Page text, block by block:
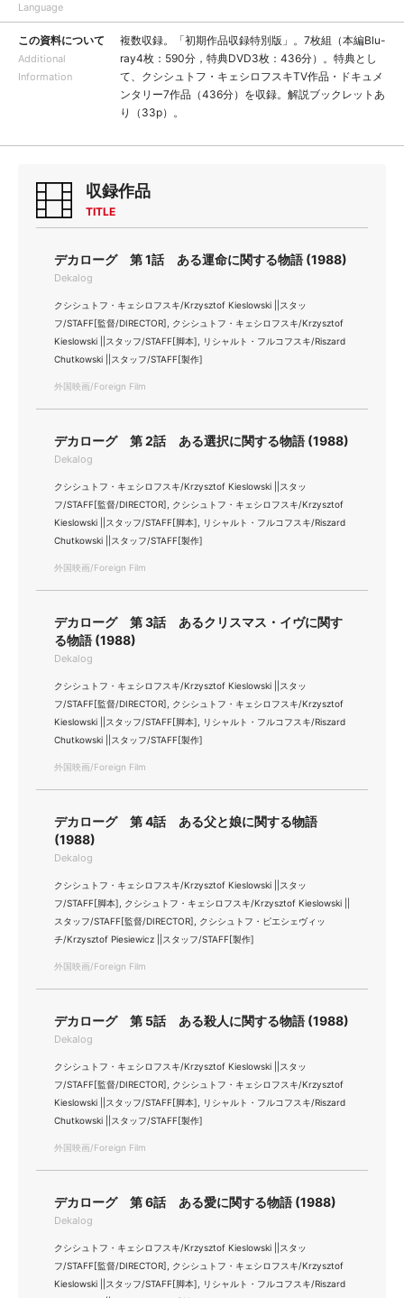
Language
この資料について
Additional
Information
複数収録。「初期作品収録特別版」。7枚組（本編Blu-
ray4枚：590分，特典DVD3枚：436分）。特典とし
て、クシシュトフ・キェシロフスキTV作品・ドキュメ
ンタリー7作品（436分）を収録。解説ブックレットあ
り（33p）。
収録作品
TITLE
デカローグ 第 1話 ある運命に関する物語 (1988)
Dekalog
クシシュトフ・キェシロフスキ/Krzysztof Kieslowski ||スタッ
フ/STAFF[監督/DIRECTOR], クシシュトフ・キェシロフスキ/Krzysztof
Kieslowski ||スタッフ/STAFF[脚本], リシャルト・フルコフスキ/Riszard
Chutkowski ||スタッフ/STAFF[製作]
外国映画/Foreign Film
デカローグ 第 2話 ある選択に関する物語 (1988)
Dekalog
クシシュトフ・キェシロフスキ/Krzysztof Kieslowski ||スタッ
フ/STAFF[監督/DIRECTOR], クシシュトフ・キェシロフスキ/Krzysztof
Kieslowski ||スタッフ/STAFF[脚本], リシャルト・フルコフスキ/Riszard
Chutkowski ||スタッフ/STAFF[製作]
外国映画/Foreign Film
デカローグ 第 3話 あるクリスマス・イヴに関す
る物語 (1988)
Dekalog
クシシュトフ・キェシロフスキ/Krzysztof Kieslowski ||スタッ
フ/STAFF[監督/DIRECTOR], クシシュトフ・キェシロフスキ/Krzysztof
Kieslowski ||スタッフ/STAFF[脚本], リシャルト・フルコフスキ/Riszard
Chutkowski ||スタッフ/STAFF[製作]
外国映画/Foreign Film
デカローグ 第 4話 ある父と娘に関する物語
(1988)
Dekalog
クシシュトフ・キェシロフスキ/Krzysztof Kieslowski ||スタッ
フ/STAFF[脚本], クシシュトフ・キェシロフスキ/Krzysztof Kieslowski ||
スタッフ/STAFF[監督/DIRECTOR], クシシュトフ・ピエシェヴィッ
チ/Krzysztof Piesiewicz ||スタッフ/STAFF[製作]
外国映画/Foreign Film
デカローグ 第 5話 ある殺人に関する物語 (1988)
Dekalog
クシシュトフ・キェシロフスキ/Krzysztof Kieslowski ||スタッ
フ/STAFF[監督/DIRECTOR], クシシュトフ・キェシロフスキ/Krzysztof
Kieslowski ||スタッフ/STAFF[脚本], リシャルト・フルコフスキ/Riszard
Chutkowski ||スタッフ/STAFF[製作]
外国映画/Foreign Film
デカローグ 第 6話 ある愛に関する物語 (1988)
Dekalog
クシシュトフ・キェシロフスキ/Krzysztof Kieslowski ||スタッ
フ/STAFF[監督/DIRECTOR], クシシュトフ・キェシロフスキ/Krzysztof
Kieslowski ||スタッフ/STAFF[脚本], リシャルト・フルコフスキ/Riszard